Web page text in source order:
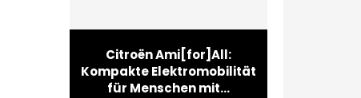
Citroën Ami[for]All:
Kompakte Elektromobilität
für Menschen mit...